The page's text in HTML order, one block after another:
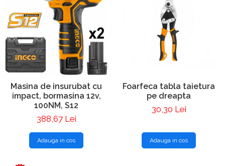
Masina de insurubat cu
impact, bormasina 12v,
100NM, S12
388,67 Lei
Adauga in cos
Foarfeca tabla taietura
pe dreapta
30,30 Lei
Adauga in cos